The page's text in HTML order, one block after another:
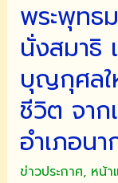
พระพุทธ
นั่งสมาธิ
บุญกุศลใ
ชีวิต จา
อำเภอนา
ข่าวประกาศ, หน้า